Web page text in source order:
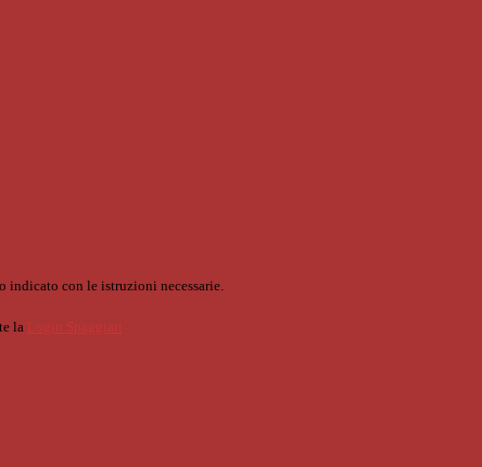
indicato con le istruzioni necessarie.
la Login Spaggiari